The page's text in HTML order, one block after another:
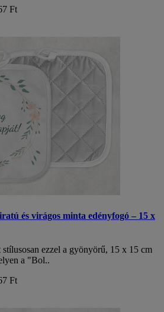
Ft
és virágos minta edényfogó – 15 x
ezzel a gyönyörű, 15 x 15 cm
a "Bol..
Ft